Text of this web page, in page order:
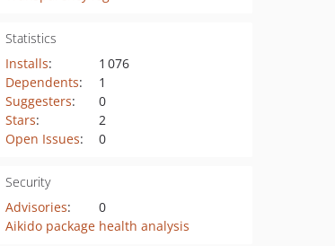
Statistics
Installs:
1 076
Dependents:
1
Suggesters:
0
Stars:
2
Open Issues: 0
Security
Advisories:
0
Aikido package health analysis